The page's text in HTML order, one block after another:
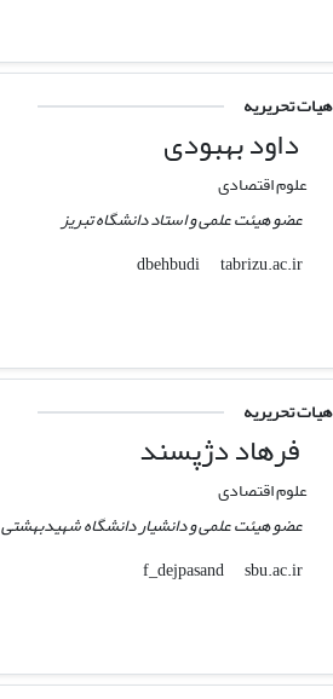
هیات تحریریه
داود بهبودی
علوم اقتصادی
عضو هیئت علمی و استاد دانشگاه تبریز
tabrizu.ac.ir
هیات تحریریه
فرهاد دژپسند
علوم اقتصادی
عضو هیئت علمی و دانشیار دانشگاه شهیدبهشتی
sbu.ac.ir